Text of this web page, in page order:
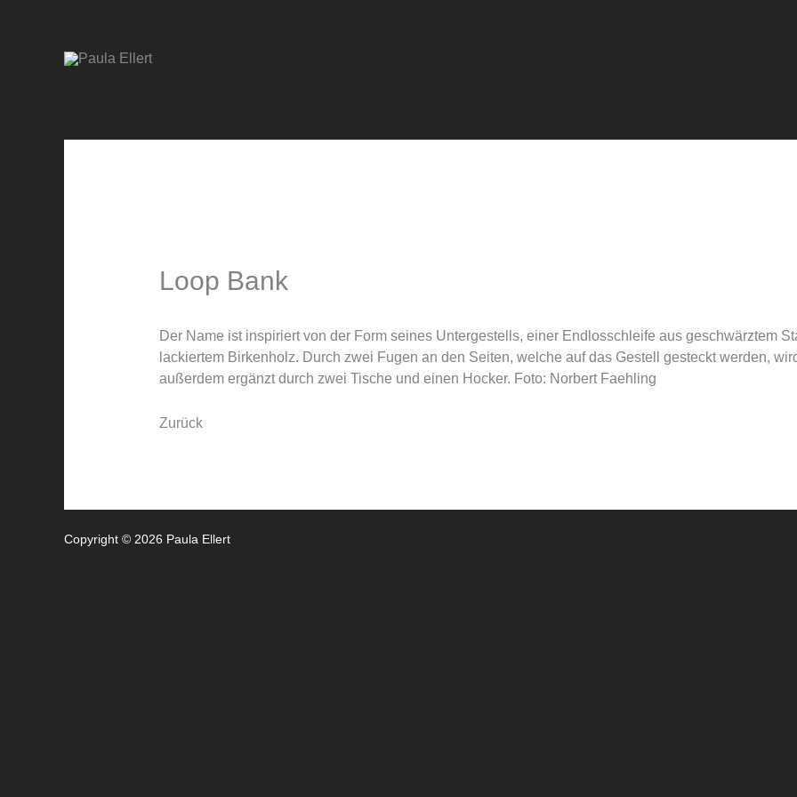
Loop Bank
Der Name ist inspiriert von der Form seines Untergestells, einer Endlosschleife aus geschwärztem
lackiertem Birkenholz. Durch zwei Fugen an den Seiten, welche auf das Gestell gesteckt werden,
außerdem ergänzt durch zwei Tische und einen Hocker. Foto: Norbert Faehling
Zurück
Copyright © 2026 Paula Ellert